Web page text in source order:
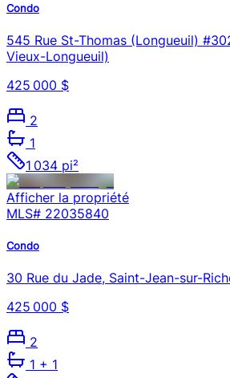
Condo
545 Rue St-Thomas (Longueuil)
Vieux-Longueuil)
425 000 $
2
1
1 034 pi²
Afficher la propriété
MLS# 22035840
Condo
30 Rue du Jade, Saint-Jean-sur-
425 000 $
2
1 + 1